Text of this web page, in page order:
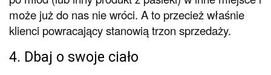
może już do nas nie wróci. A to przecież właśnie
klienci powracający stanowią trzon sprzedaży.
4. Dbaj o swoje ciało